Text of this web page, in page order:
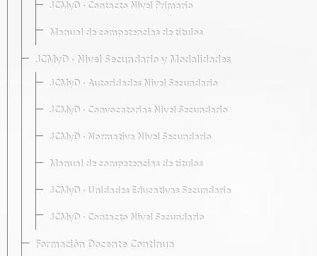
JCMyD · Contacto Nivel Primario
Manual de competencias de títulos
JCMyD · Nivel Secundario y Modalidades
JCMyD · Autoridades Nivel Secundario
JCMyD · Convocatorias Nivel Secundario
JCMyD · Normativa Nivel Secundario
Manual de competencias de títulos
JCMyD · Unidades Educativas Secundaria
JCMyD · Contacto Nivel Secundario
Formación Docente Continua